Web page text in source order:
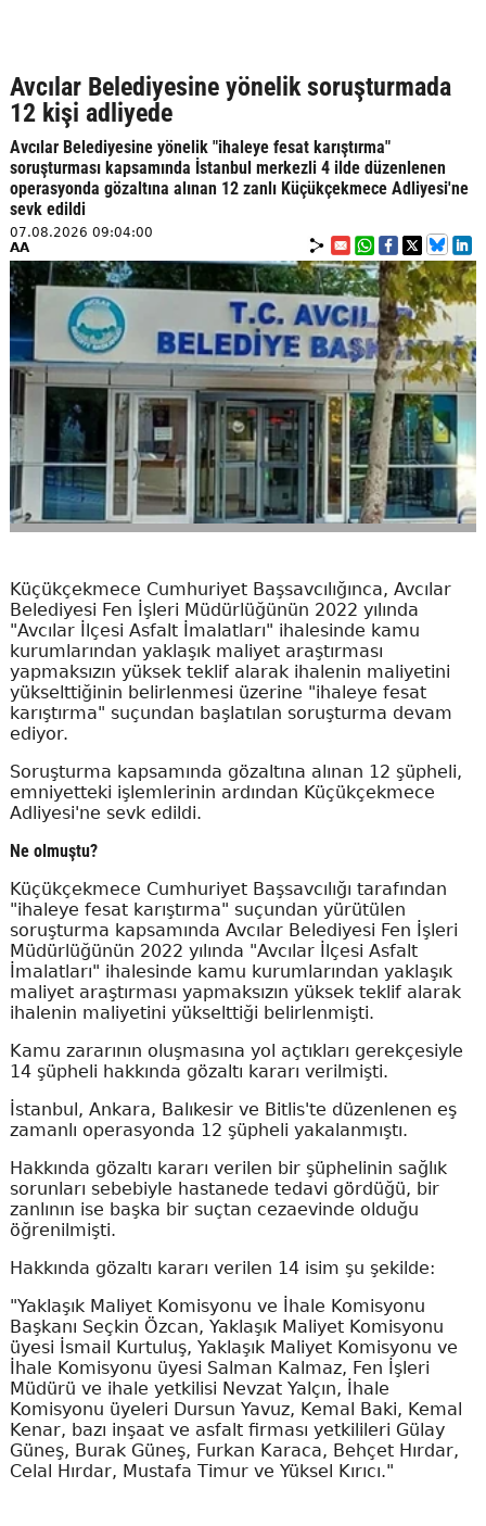
Avcılar Belediyesine yönelik soruşturmada
12 kişi adliyede
Avcılar Belediyesine yönelik "ihaleye fesat karıştırma"
soruşturması kapsamında İstanbul merkezli 4 ilde düzenlenen
operasyonda gözaltına alınan 12 zanlı Küçükçekmece Adliyesi'ne
sevk edildi
07.08.2026 09:04:00
AA
Küçükçekmece Cumhuriyet Başsavcılığınca, Avcılar
Belediyesi Fen İşleri Müdürlüğünün 2022 yılında
"Avcılar İlçesi Asfalt İmalatları" ihalesinde kamu
kurumlarından yaklaşık maliyet araştırması
yapmaksızın yüksek teklif alarak ihalenin maliyetini
yükselttiğinin belirlenmesi üzerine "ihaleye fesat
karıştırma" suçundan başlatılan soruşturma devam
ediyor.
Soruşturma kapsamında gözaltına alınan 12 şüpheli,
emniyetteki işlemlerinin ardından Küçükçekmece
Adliyesi'ne sevk edildi.
Ne olmuştu?
Küçükçekmece Cumhuriyet Başsavcılığı tarafından
"ihaleye fesat karıştırma" suçundan yürütülen
soruşturma kapsamında Avcılar Belediyesi Fen İşleri
Müdürlüğünün 2022 yılında "Avcılar İlçesi Asfalt
İmalatları" ihalesinde kamu kurumlarından yaklaşık
maliyet araştırması yapmaksızın yüksek teklif alarak
ihalenin maliyetini yükselttiği belirlenmişti.
Kamu zararının oluşmasına yol açtıkları gerekçesiyle
14 şüpheli hakkında gözaltı kararı verilmişti.
İstanbul, Ankara, Balıkesir ve Bitlis'te düzenlenen eş
zamanlı operasyonda 12 şüpheli yakalanmıştı.
Hakkında gözaltı kararı verilen bir şüphelinin sağlık
sorunları sebebiyle hastanede tedavi gördüğü, bir
zanlının ise başka bir suçtan cezaevinde olduğu
öğrenilmişti.
Hakkında gözaltı kararı verilen 14 isim şu şekilde:
"Yaklaşık Maliyet Komisyonu ve İhale Komisyonu
Başkanı Seçkin Özcan, Yaklaşık Maliyet Komisyonu
üyesi İsmail Kurtuluş, Yaklaşık Maliyet Komisyonu ve
İhale Komisyonu üyesi Salman Kalmaz, Fen İşleri
Müdürü ve ihale yetkilisi Nevzat Yalçın, İhale
Komisyonu üyeleri Dursun Yavuz, Kemal Baki, Kemal
Kenar, bazı inşaat ve asfalt firması yetkilileri Gülay
Güneş, Burak Güneş, Furkan Karaca, Behçet Hırdar,
Celal Hırdar, Mustafa Timur ve Yüksel Kırıcı."